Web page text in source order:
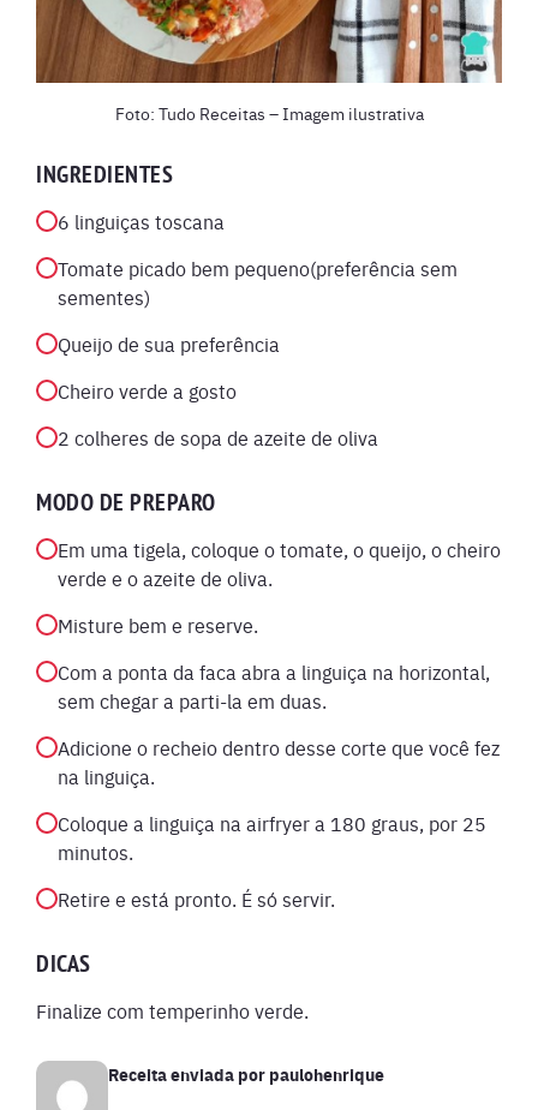
Foto: Tudo Receitas – Imagem ilustrativa
INGREDIENTES
6 linguiças toscana
Tomate picado bem pequeno(preferência sem
sementes)
Queijo de sua preferência
Cheiro verde a gosto
2 colheres de sopa de azeite de oliva
MODO DE PREPARO
Em uma tigela, coloque o tomate, o queijo, o cheiro
verde e o azeite de oliva.
Misture bem e reserve.
Com a ponta da faca abra a linguiça na horizontal,
sem chegar a parti-la em duas.
Adicione o recheio dentro desse corte que você fez
na linguiça.
Coloque a linguiça na airfryer a 180 graus, por 25
minutos.
Retire e está pronto. É só servir.
DICAS
Finalize com temperinho verde.
Receita enviada por paulohenrique